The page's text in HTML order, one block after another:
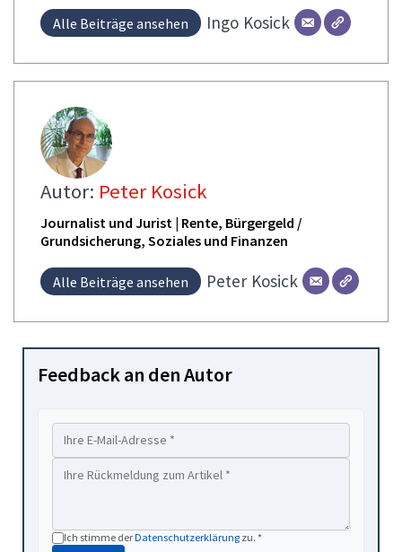
Alle Beiträge ansehen Ingo Kosick
Autor: Peter Kosick
Journalist und Jurist | Rente, Bürgergeld /
Grundsicherung, Soziales und Finanzen
Alle Beiträge ansehen Peter Kosick
Feedback an den Autor
Ich stimme derDatenschutzerklärung zu. *